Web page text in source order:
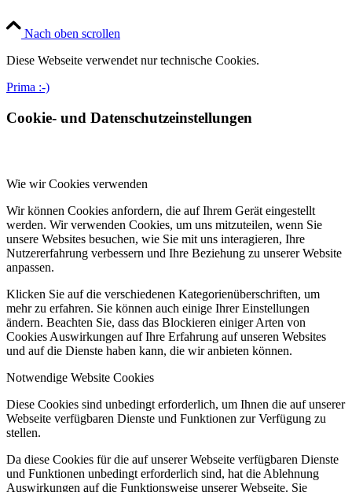
Nach oben scrollen
Diese Webseite verwendet nur technische Cookies.
Prima :-)
Cookie- und Datenschutzeinstellungen
Wie wir Cookies verwenden
Wir können Cookies anfordern, die auf Ihrem Gerät eingestellt
werden. Wir verwenden Cookies, um uns mitzuteilen, wenn Sie
unsere Websites besuchen, wie Sie mit uns interagieren, Ihre
Nutzererfahrung verbessern und Ihre Beziehung zu unserer Website
anpassen.
Klicken Sie auf die verschiedenen Kategorienüberschriften, um
mehr zu erfahren. Sie können auch einige Ihrer Einstellungen
ändern. Beachten Sie, dass das Blockieren einiger Arten von
Cookies Auswirkungen auf Ihre Erfahrung auf unseren Websites
und auf die Dienste haben kann, die wir anbieten können.
Notwendige Website Cookies
Diese Cookies sind unbedingt erforderlich, um Ihnen die auf unserer
Webseite verfügbaren Dienste und Funktionen zur Verfügung zu
stellen.
Da diese Cookies für die auf unserer Webseite verfügbaren Dienste
und Funktionen unbedingt erforderlich sind, hat die Ablehnung
Auswirkungen auf die Funktionsweise unserer Webseite. Sie